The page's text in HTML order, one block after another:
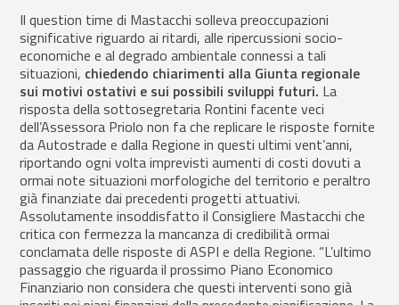
Il question time di Mastacchi solleva preoccupazioni
significative riguardo ai ritardi, alle ripercussioni socio-
economiche e al degrado ambientale connessi a tali
situazioni, chiedendo chiarimenti alla Giunta regionale
sui motivi ostativi e sui possibili sviluppi futuri. La
risposta della sottosegretaria Rontini facente veci
dell’Assessora Priolo non fa che replicare le risposte fornite
da Autostrade e dalla Regione in questi ultimi vent’anni,
riportando ogni volta imprevisti aumenti di costi dovuti a
ormai note situazioni morfologiche del territorio e peraltro
già finanziate dai precedenti progetti attuativi.
Assolutamente insoddisfatto il Consigliere Mastacchi che
critica con fermezza la mancanza di credibilità ormai
conclamata delle risposte di ASPI e della Regione. “L’ultimo
passaggio che riguarda il prossimo Piano Economico
Finanziario non considera che questi interventi sono già